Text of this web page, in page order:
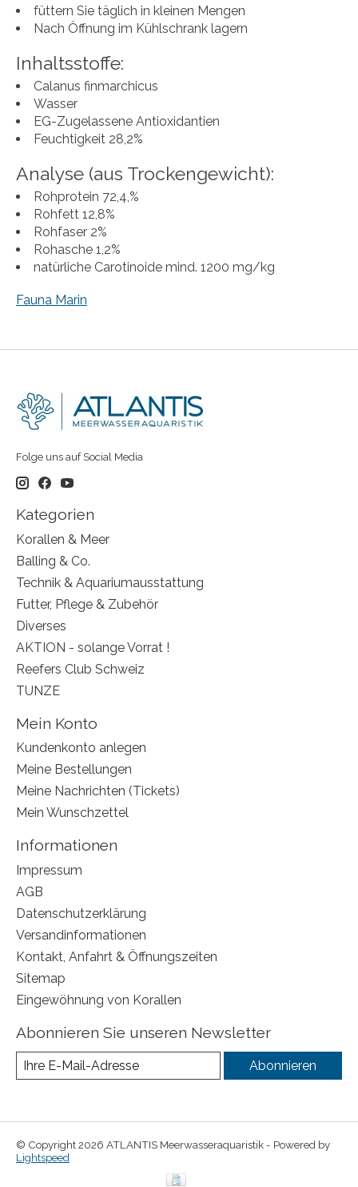
füttern Sie täglich in kleinen Mengen
Nach Öffnung im Kühlschrank lagern
Inhaltsstoffe:
Calanus finmarchicus
Wasser
EG-Zugelassene Antioxidantien
Feuchtigkeit 28,2%
Analyse (aus Trockengewicht):
Rohprotein 72,4,%
Rohfett 12,8%
Rohfaser 2%
Rohasche 1,2%
natürliche Carotinoide mind. 1200 mg/kg
Fauna Marin
Folge uns auf Social Media
Kategorien
Korallen & Meer
Balling & Co.
Technik & Aquariumausstattung
Futter, Pflege & Zubehör
Diverses
AKTION - solange Vorrat !
Reefers Club Schweiz
TUNZE
Mein Konto
Kundenkonto anlegen
Meine Bestellungen
Meine Nachrichten (Tickets)
Mein Wunschzettel
Informationen
Impressum
AGB
Datenschutzerklärung
Versandinformationen
Kontakt, Anfahrt & Öffnungszeiten
Sitemap
Eingewöhnung von Korallen
Abonnieren Sie unseren Newsletter
Abonnieren
© Copyright 2026 ATLANTIS Meerwasseraquaristik - Powered by
Lightspeed